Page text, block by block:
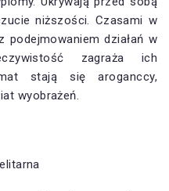
niższości. Czasami w
podejmowaniem działań w
zagraża ich
stają się aroganccy,
wyobrażeń.